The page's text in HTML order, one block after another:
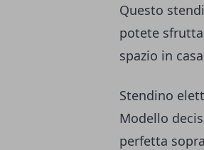
Questo
potete
spazio in
Stendino
Modello
perfetta